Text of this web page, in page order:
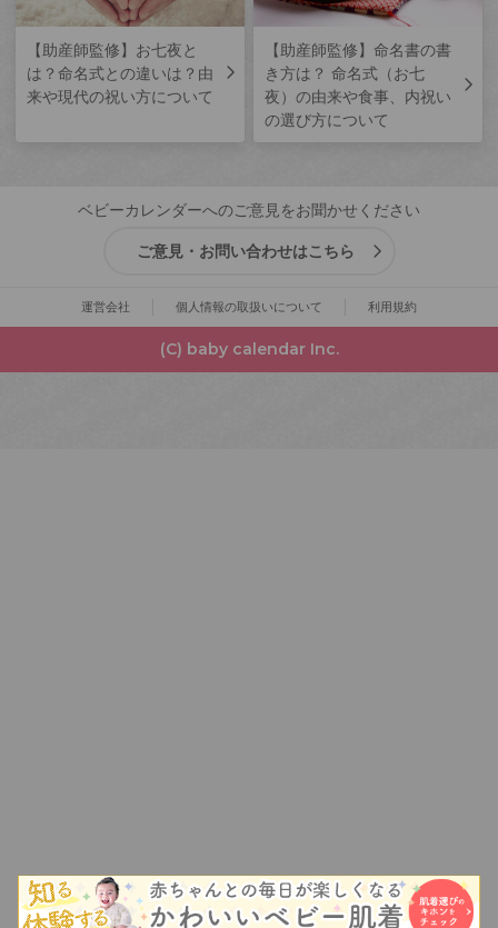
【助産師監修】お七夜と
は？命名式との違いは？由
来や現代の祝い方について
【助産師監修】命名書の書
き方は？ 命名式（お七
夜）の由来や食事、内祝い
の選び方について
ベビーカレンダーへのご意見をお聞かせください
ご意見・お問い合わせはこちら
運営会社 個人情報の取扱いについて 利用規約
(C) baby calendar Inc.